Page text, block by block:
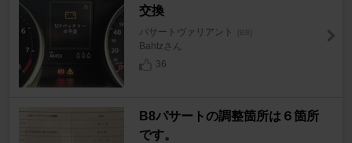
交換
パサートヴァリアント
Bahtzさん
36
B8パサートの調整箇所は６箇所
です。